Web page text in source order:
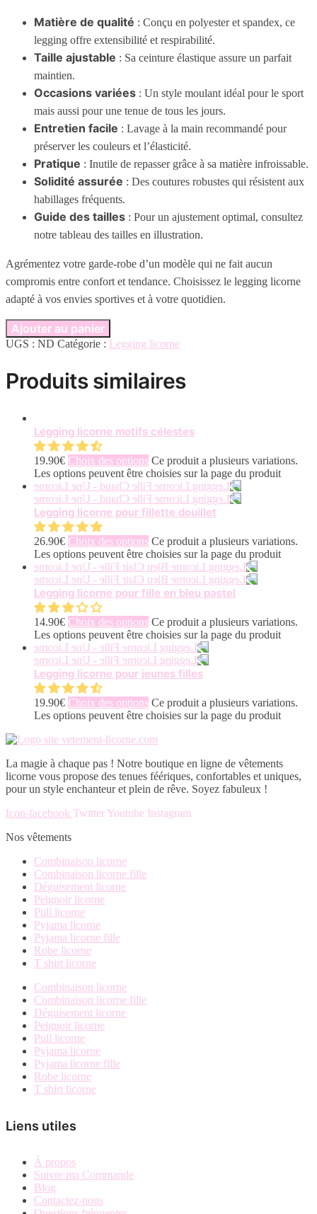
Matière de qualité : Conçu en polyester et spandex, ce
legging offre extensibilité et respirabilité.
Taille ajustable : Sa ceinture élastique assure un parfait
maintien.
Occasions variées : Un style moulant idéal pour le sport
mais aussi pour une tenue de tous les jours.
Entretien facile : Lavage à la main recommandé pour
préserver les couleurs et l’élasticité.
Pratique : Inutile de repasser grâce à sa matière infroissable.
Solidité assurée : Des coutures robustes qui résistent aux
habillages fréquents.
Guide des tailles : Pour un ajustement optimal, consultez
notre tableau des tailles en illustration.
Agrémentez votre garde-robe d’un modèle qui ne fait aucun
compromis entre confort et tendance. Choisissez le legging licorne
adapté à vos envies sportives et à votre quotidien.
Ajouter au panier
UGS : ND Catégorie : Legging licorne
Produits similaires
Legging licorne motifs célestes
19.90€ Choix des options Ce produit a plusieurs variations.
Les options peuvent être choisies sur la page du produit
Legging licorne pour fillette douillet
26.90€ Choix des options Ce produit a plusieurs variations.
Les options peuvent être choisies sur la page du produit
Legging licorne pour fille en bleu pastel
14.90€ Choix des options Ce produit a plusieurs variations.
Les options peuvent être choisies sur la page du produit
Legging licorne pour jeunes filles
19.90€ Choix des options Ce produit a plusieurs variations.
Les options peuvent être choisies sur la page du produit
La magie à chaque pas ! Notre boutique en ligne de vêtements
licorne vous propose des tenues féériques, confortables et uniques,
pour un style enchanteur et plein de rêve. Soyez fabuleux !
Icon-facebook Twitter Youtube Instagram
Nos vêtements
Combinaison licorne
Combinaison licorne fille
Déguisement licorne
Peignoir licorne
Pull licorne
Pyjama licorne
Pyjama licorne fille
Robe licorne
T shirt licorne
Combinaison licorne
Combinaison licorne fille
Déguisement licorne
Peignoir licorne
Pull licorne
Pyjama licorne
Pyjama licorne fille
Robe licorne
T shirt licorne
Liens utiles
À propos
Suivre ma Commande
Blog
Contactez-nous